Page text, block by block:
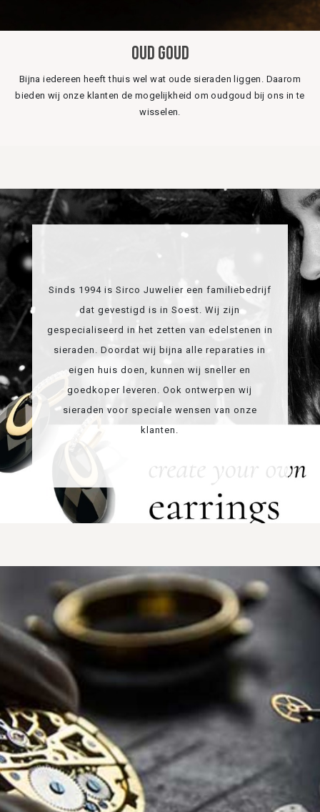
Oud goud
Bijna iedereen heeft thuis wel wat oude sieraden liggen. Daarom
bieden wij onze klanten de mogelijkheid om oudgoud bij ons in te
wisselen.
Sinds 1994 is Sirco Juwelier een familiebedrijf
dat gevestigd is in Soest. Wij zijn
gespecialiseerd in het zetten van edelstenen in
sieraden. Doordat wij bijna alle reparaties in
eigen huis doen, kunnen wij sneller en
goedkoper leveren. Ook ontwerpen wij
sieraden voor speciale wensen van onze
klanten.